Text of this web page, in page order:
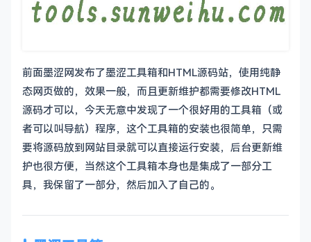
前面墨涩网发布了墨涩工具箱和HTML源码站，使用纯静
态网页做的，效果一般，而且更新维护都需要修改HTML
源码才可以，今天无意中发现了一个很好用的工具箱（或
者可以叫导航）程序，这个工具箱的安装也很简单，只需
要将源码放到网站目录就可以直接运行安装，后台更新维
护也很方便，当然这个工具箱本身也是集成了一部分工
具，我保留了一部分，然后加入了自己的。